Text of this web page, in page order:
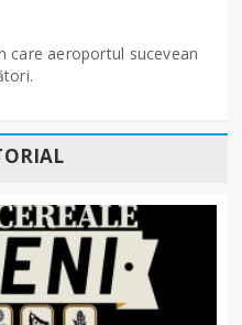
care aeroportul sucevean